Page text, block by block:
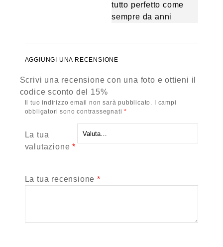
tutto perfetto come
sempre da anni
AGGIUNGI UNA RECENSIONE
Scrivi una recensione con una foto e ottieni il
codice sconto del 15%
Il tuo indirizzo email non sarà pubblicato.
I campi
obbligatori sono contrassegnati*
La tua
valutazione*
La tua recensione*